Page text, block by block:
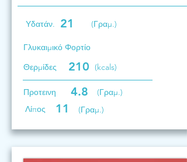
Υδατάν. 21 (Γραμ.)
Γλυκαιμικό Φορτίο
Θερμίδες
210 (kcals)
Προτεινη 4.8
(Γραμ.)
Λίπος
11 (Γραμ.)